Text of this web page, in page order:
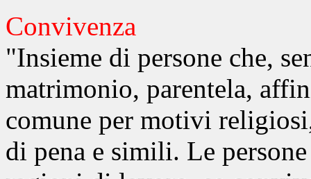
Convivenza
"Insieme di persone che,
matrimonio, parentela,
comune per motivi
di pena e simili. Le